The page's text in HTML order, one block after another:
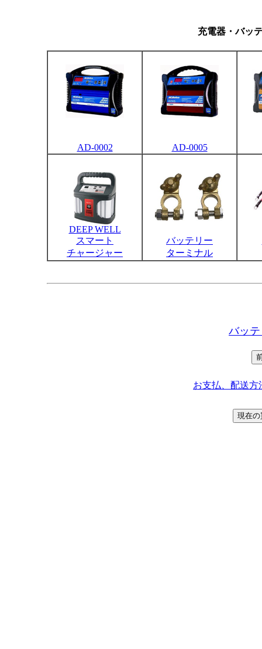
充電器・バッ
AD-0002 AD-0005
DEEP WELL
スマート
チャージャー
バッテリー
ターミナル
バッ
お支払、配送方